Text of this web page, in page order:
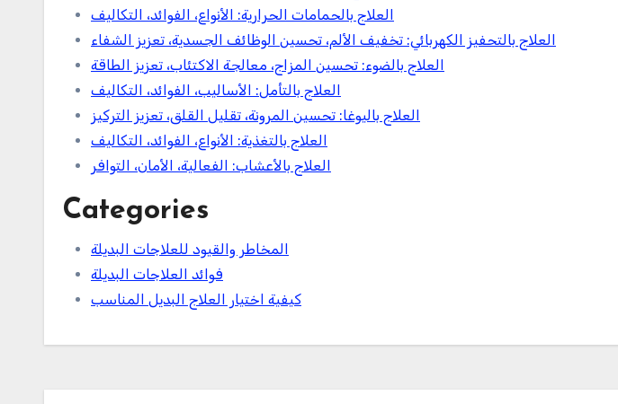
العلاج بالحمامات الحرارية: الأنواع، الفوائد، التكاليف
العلاج بالتحفيز الكهربائي: تخفيف الألم، تحسين الوظائف الجسدية، تعزيز الشفاء
العلاج بالضوء: تحسين المزاج، معالجة الاكتئاب، تعزيز الطاقة
العلاج بالتأمل: الأساليب، الفوائد، التكاليف
العلاج باليوغا: تحسين المرونة، تقليل القلق، تعزيز التركيز
العلاج بالتغذية: الأنواع، الفوائد، التكاليف
العلاج بالأعشاب: الفعالية، الأمان، التوافر
Categories
المخاطر والقيود للعلاجات البديلة
فوائد العلاجات البديلة
كيفية اختيار العلاج البديل المناسب